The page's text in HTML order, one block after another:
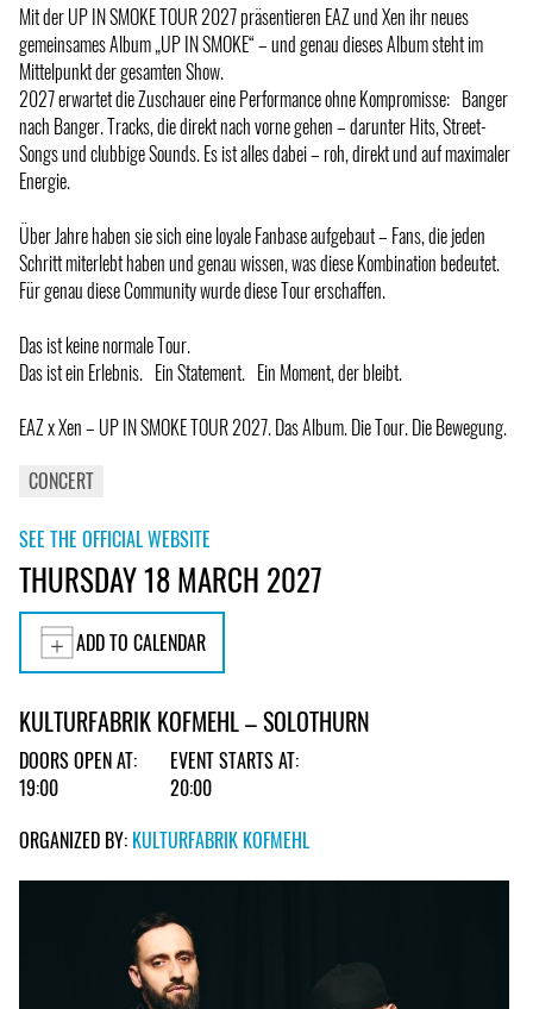
Mit der UP IN SMOKE TOUR 2027 präsentieren EAZ und Xen ihr neues
gemeinsames Album „UP IN SMOKE“ – und genau dieses Album steht im
Mittelpunkt der gesamten Show.
2027 erwartet die Zuschauer eine Performance ohne Kompromisse: Banger
nach Banger. Tracks, die direkt nach vorne gehen – darunter Hits, Street-
Songs und clubbige Sounds. Es ist alles dabei – roh, direkt und auf maximaler
Energie.
Über Jahre haben sie sich eine loyale Fanbase aufgebaut – Fans, die jeden
Schritt miterlebt haben und genau wissen, was diese Kombination bedeutet.
Für genau diese Community wurde diese Tour erschaffen.
Das ist keine normale Tour.
Das ist ein Erlebnis. Ein Statement. Ein Moment, der bleibt.
EAZ x Xen – UP IN SMOKE TOUR 2027. Das Album. Die Tour. Die Bewegung.
CONCERT
SEE THE OFFICIAL WEBSITE
THURSDAY 18 MARCH 2027
ADD TO CALENDAR
KULTURFABRIK KOFMEHL – SOLOTHURN
DOORS OPEN AT:
19:00
EVENT STARTS AT:
20:00
ORGANIZED BY: KULTURFABRIK KOFMEHL